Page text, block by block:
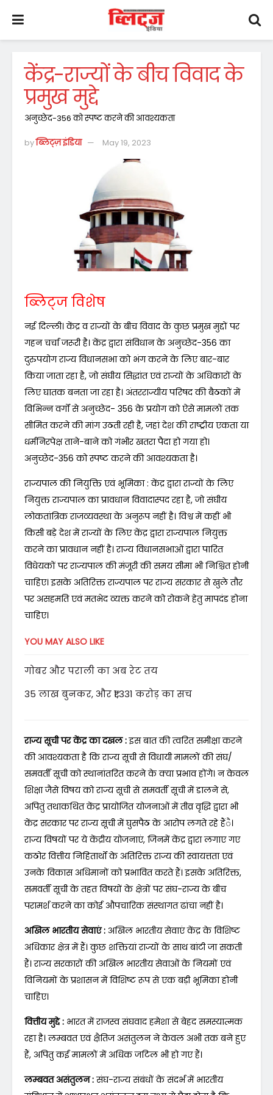
केंद्र-राज्यों के बीच विवाद के
प्रमुख मुद्दे
अनुच्छेद-356 को स्पष्ट करने की आवश्यकता
byब्लिट्ज़ इंडिया May 19, 2023
ब्लिट्ज विशेष
नई दिल्ली। केंद्र व राज्यों के बीच विवाद के कुछ प्रमुख मुद्दों पर
गहन चर्चा जरूरी है। केंद्र द्वारा संविधान के अनुच्छेद-356 का
दुरुपयोग राज्य विधानसभा को भंग करने के लिए बार-बार
किया जाता रहा है, जो संघीय सिद्धांत एवं राज्यों के अधिकारों के
लिए घातक बनता जा रहा है। अंतरराज्यीय परिषद की बैठकों में
विभिन्न वर्गों से अनुच्छेद- 356 के प्रयोग को ऐसे मामलों तक
सीमित करने की मांग उठती रही है, जहां देश की राष्ट्रीय एकता या
धर्मनिरपेक्ष ताने-बाने को गंभीर खतरा पैदा हो गया हो।
अनुच्छेद-356 को स्पष्ट करने की आवश्यकता है।
राज्यपाल की नियुक्ति एवं भूमिका : केंद्र द्वारा राज्यों के लिए
नियुक्त राज्यपाल का प्रावधान विवादास्पद रहा है, जो संघीय
लोकतांत्रिक राजव्यवस्था के अनुरूप नहीं है। विश्व में कहीं भी
किसी बड़े देश में राज्यों के लिए केंद्र द्वारा राज्यपाल नियुक्त
करने का प्रावधान नहीं है। राज्य विधानसभाओं द्वारा पारित
विधेयकों पर राज्यपाल की मंजूरी की समय सीमा भी निश्चित होनी
चाहिए। इसके अतिरिक्त राज्यपाल पर राज्य सरकार से खुले तौर
पर असहमति एवं मतभेद व्यक्त करने को रोकने हेतु मापदंड होना
चाहिए।
YOU MAY ALSO LIKE
गोबर और पराली का अब रेट तय
35 लाख बुनकर, और ₹1,331 करोड़ का सच
राज्य सूची पर केंद्र का दखल :इस बात की त्वरित समीक्षा करने
की आवश्यकता है कि राज्य सूची से विधायी मामलों की संघ/
समवर्ती सूची को स्थानांतरित करने के क्या प्रभाव होंगे। न केवल
शिक्षा जैसे विषय को राज्य सूची से समवर्ती सूची में डालने से,
अपितु तथाकथित केंद्र प्रायोजित योजनाओं में तीव्र वृद्धि द्वारा भी
केंद्र सरकार पर राज्य सूची में घुसपैठ के आरोप लगते रहे हैंै।
राज्य विषयों पर ये केंद्रीय योजनाएं, जिनमें केंद्र द्वारा लगाए गए
कठोर वित्तीय निहितार्थों के अतिरिक्त राज्य की स्वायत्तता एवं
उनके विकास अधिमानों को प्रभावित करते हैं। इसके अतिरिक्त,
समवर्ती सूची के तहत विषयों के क्षेत्रों पर संघ-राज्य के बीच
परामर्श करने का कोई औपचारिक संस्थागत ढांचा नहीं है।
अखिल भारतीय सेवाएं : अखिल भारतीय सेवाएं केंद्र के विशिष्ट
अधिकार क्षेत्र में हैं। कुछ शक्तियां राज्यों के साथ बांटी जा सकती
हैं। राज्य सरकारों की अखिल भारतीय सेवाओं के नियमों एवं
विनियमों के प्रशासन में विशिष्ट रूप से एक बड़ी भूमिका होनी
चाहिए।
वित्तीय मुद्दे : भारत में राजस्व संघवाद हमेशा से बेहद समस्यात्मक
रहा है। लम्बवत एवं क्षैतिज असंतुलन ने केवल अभी तक बने हुए
हैं, अपितु कई मामलों में अधिक जटिल भी हो गए हैं।
लम्बवत असंतुलन :संघ-राज्य संबंधों के संदर्भ में भारतीय